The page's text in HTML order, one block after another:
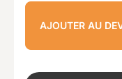
AJOUTER AU